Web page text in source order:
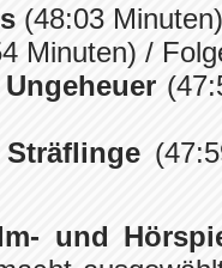
(48:03
Minuten) /
und